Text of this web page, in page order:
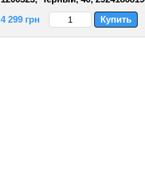
4 299 грн
Купить